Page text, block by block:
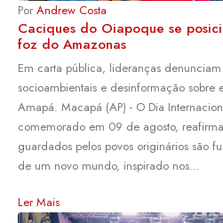
Por Andrew Costa
Caciques do Oiapoque se
foz do Amazonas
Em carta pública, lideranças
socioambientais e desinformação sobre
Amapá. Macapá (AP) - O Dia
comemorado em 09 de agosto,
guardados pelos povos originários são
de um novo mundo, inspirado nos...
Ler Mais